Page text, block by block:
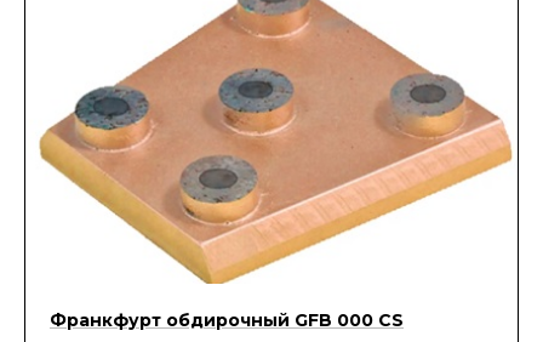
Франкфурт обдирочный GFB 000 CS